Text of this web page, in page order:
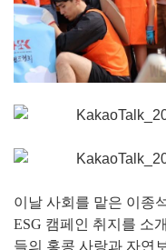
이날 사회를 맡은 이종
ESG 캠페인 취지를 소
들의 홍콩 사랑과 자연